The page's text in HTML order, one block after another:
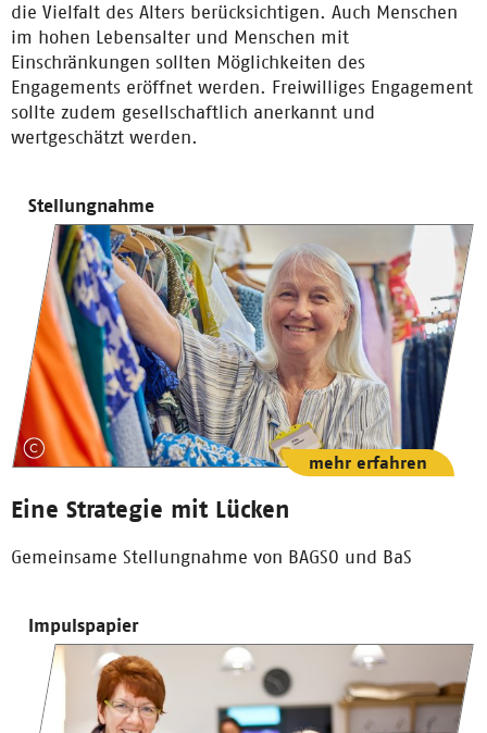
die Vielfalt des Alters berücksichtigen. Auch Menschen
im hohen Lebensalter und Menschen mit
Einschränkungen sollten Möglichkeiten des
Engagements eröffnet werden. Freiwilliges Engagement
sollte zudem gesellschaftlich anerkannt und
wertgeschätzt werden.
Stellungnahme
Eine Strategie mit Lücken
Gemeinsame Stellungnahme von BAGSO und BaS
mehr erfahren
Impulspapier